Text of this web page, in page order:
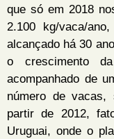
que só em 2018
2.100 kg/vaca/
alcançado há 30
o crescimento
acompanhado de
número de vacas,
partir de 2012,
Uruguai, onde o